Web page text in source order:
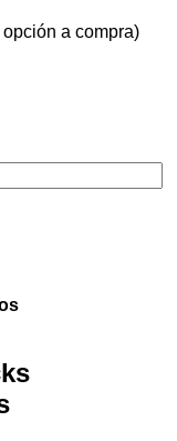
a compra)